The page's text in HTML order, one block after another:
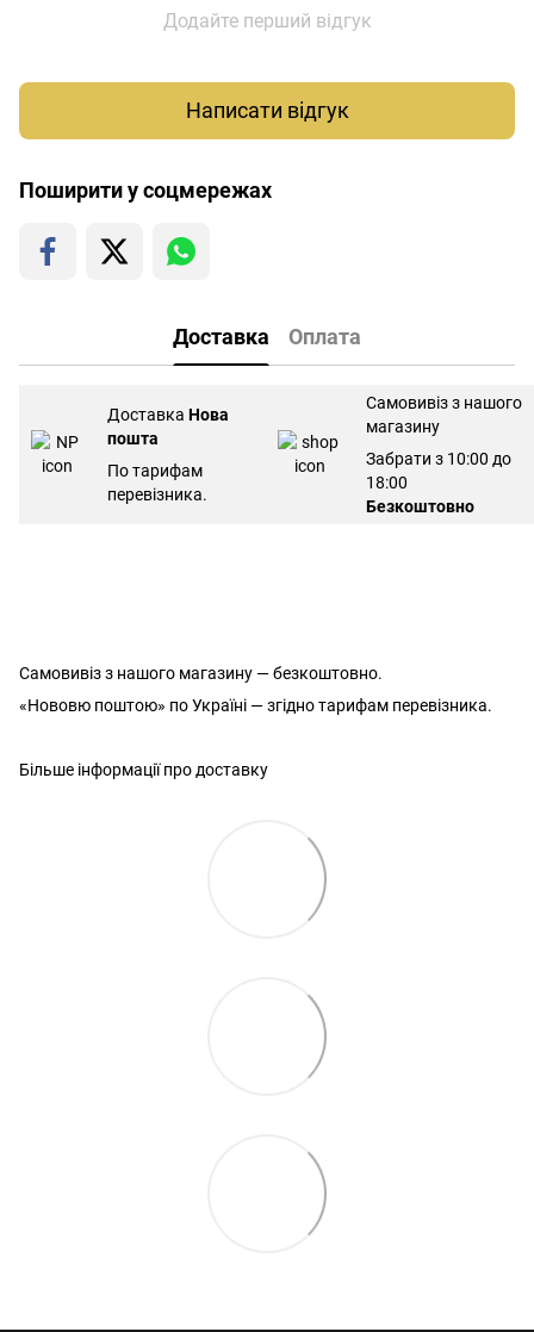
Додайте перший відгук
Написати відгук
Поширити у соцмережах
Доставка Оплата
Доставка Нова
пошта
По тарифам
перевізника.
Самовивіз з нашого
магазину
Забрати з 10:00 до
18:00
Безкоштовно
Самовивіз з нашого магазину — безкоштовно.
«Нововю поштою» по Україні — згідно тарифам перевізника.
Більше інформації про доставку